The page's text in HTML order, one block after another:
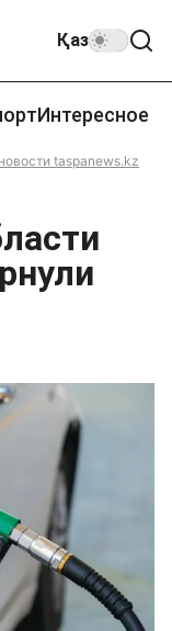
Қаз
Интересное
taspanews.kz